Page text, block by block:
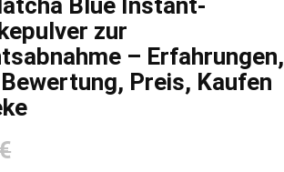
zur
– Erfahrungen,
Preis, Kaufen